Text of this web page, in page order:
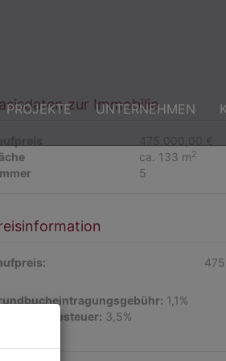
PROJEKTE UNTERNEHMEN
zur Immobilie
ca. 133 m2
5
1,1%
3,5%